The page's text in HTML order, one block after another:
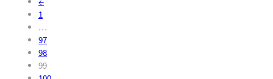
1
…
97
98
99